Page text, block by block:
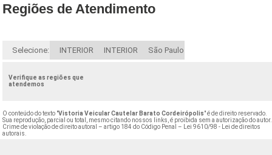
Regiões de Atendimento
Selecione: INTERIOR INTERIOR São Paulo
Verifique as regiões que
atendemos
O conteúdo do texto "Vistoria Veicular Cautelar Barato Cordeirópolis" é de direito reservado.
Sua reprodução, parcial ou total, mesmo citando nossos links, é proibida sem a autorização do autor.
Crime de violação de direito autoral – artigo 184 do Código Penal –
Lei 9610/98 - Lei de direitos
autorais